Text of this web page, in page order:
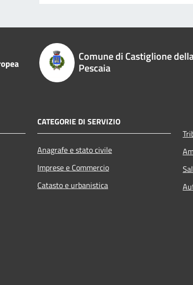
Comune di Castiglione
Pescaia
CATEGORIE DI SERVIZIO
Anagrafe e stato civile
Imprese e Commercio
Catasto e urbanistica